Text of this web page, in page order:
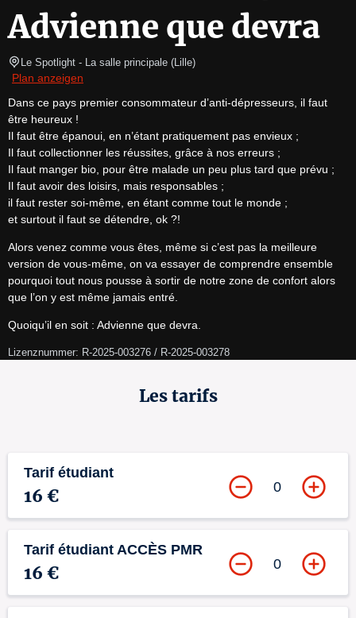
Advienne que devra
Le Spotlight - La salle principale (Lille)
Plan anzeigen
Dans ce pays premier consommateur d’anti-dépresseurs, il faut
être heureux !
Il faut être épanoui, en n’étant pratiquement pas envieux ;
Il faut collectionner les réussites, grâce à nos erreurs ;
Il faut manger bio, pour être malade un peu plus tard que prévu ;
Il faut avoir des loisirs, mais responsables ;
il faut rester soi-même, en étant comme tout le monde ;
et surtout il faut se détendre, ok ?!
Alors venez comme vous êtes, même si c’est pas la meilleure
version de vous-même, on va essayer de comprendre ensemble
pourquoi tout nous pousse à sortir de notre zone de confort alors
que l’on y est même jamais entré.
Quoiqu’il en soit : Advienne que devra.
Lizenznummer: R-2025-003276 / R-2025-003278
Les tarifs
Tarif étudiant
16 € 0
Tarif étudiant ACCÈS PMR
16 € 0